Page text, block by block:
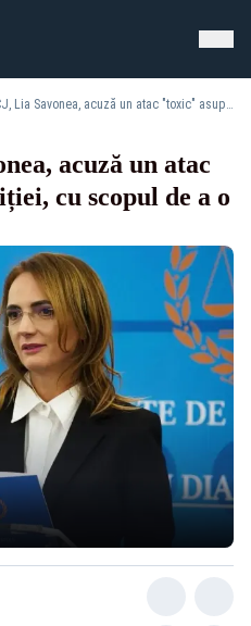
Șefa ICCJ, Lia Savonea, acuză un atac "toxic" asupra Justiției, cu scopul de a o controla - VIDEO
acuză un atac
cu scopul de a o